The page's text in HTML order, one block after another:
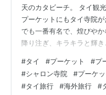
天のカタビーチ。 タイ観
プーケットにもタイ寺院
でも一番有名で、煌びや
降り注ぎ、キラキラと輝
に綺麗に映え、仏塔に施
くから見ても、その美し
よ。 ぜひ、プーケットに
#タイ #プーケット #プ
#シャロン寺院 #プーケ
#タイ旅行 #海外旅行 #